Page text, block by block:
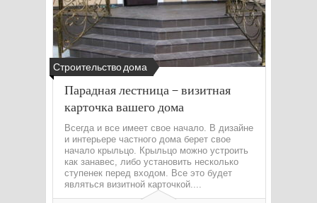
Строительство дома
Парадная лестница – визитная
карточка вашего дома
Всегда и все имеет свое начало. В дизайне
и интерьере частного дома берет свое
начало крыльцо. Крыльцо можно устроить
как занавес, либо установить несколько
ступенек перед входом. Все это будет
являться визитной карточкой....